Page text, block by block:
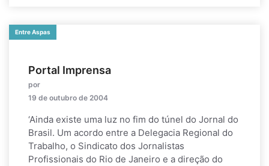
Entre Aspas
Portal Imprensa
por
19 de outubro de 2004
‘Ainda existe uma luz no fim do túnel do Jornal do
Brasil. Um acordo entre a Delegacia Regional do
Trabalho, o Sindicato dos Jornalistas
Profissionais do Rio de Janeiro e a direção do